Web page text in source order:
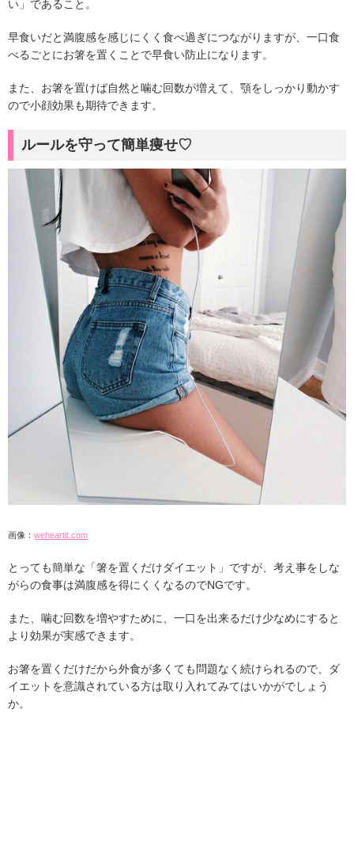
い」であること。
早食いだと満腹感を感じにくく食べ過ぎにつながりますが、一口食
べるごとにお箸を置くことで早食い防止になります。
また、お箸を置けば自然と噛む回数が増えて、顎をしっかり動かす
ので小顔効果も期待できます。
ルールを守って簡単痩せ♡
画像： weheartit.com
とっても簡単な「箸を置くだけダイエット」ですが、考え事をしな
がらの食事は満腹感を得にくくなるのでNGです。
また、噛む回数を増やすために、一口を出来るだけ少なめにすると
より効果が実感できます。
お箸を置くだけだから外食が多くても問題なく続けられるので、ダ
イエットを意識されている方は取り入れてみてはいかがでしょう
か。